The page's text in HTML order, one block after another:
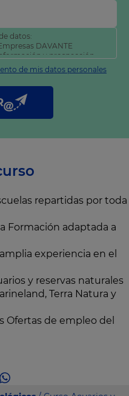
datos:
DAVANTE
y prospección
y suprimir sus datos, así
explica en nuestra
de mis datos personales
repartidas por toda
Formación adaptada a
experiencia en el
y reservas naturales
Terra Natura y
Ofertas de empleo del